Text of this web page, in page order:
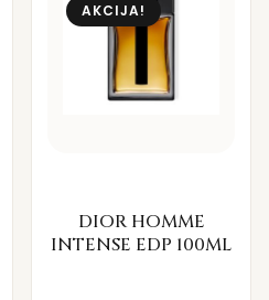
AKCIJA!
DIOR HOMME
INTENSE EDP 100ML